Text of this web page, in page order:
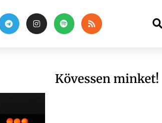
Kövessen minket!